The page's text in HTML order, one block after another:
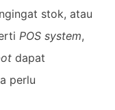
stok, atau
POS system,
dapat
perlu